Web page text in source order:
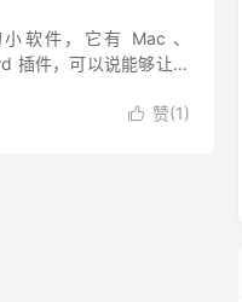
软件，它有 Mac 、
插件，可以说能够让你
 赞(1)